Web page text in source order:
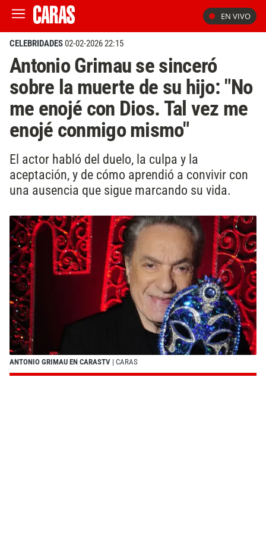
EN VIVO
CELEBRIDADES02-02-2026 22:15
Antonio Grimau se sinceró
sobre la muerte de su hijo: "No
me enojé con Dios. Tal vez me
enojé conmigo mismo"
El actor habló del duelo, la culpa y la
aceptación, y de cómo aprendió a convivir con
una ausencia que sigue marcando su vida.
ANTONIO GRIMAU EN CARASTV | CARAS